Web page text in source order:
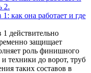
как она работает и где
1 действительно
защищает
роль финишного
техники до ворот, труб
таких составов в